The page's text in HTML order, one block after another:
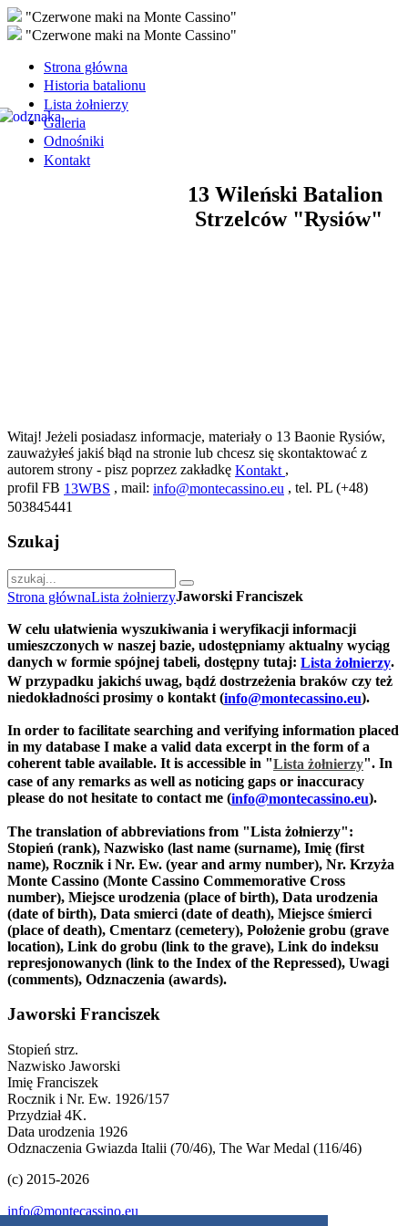
"Czerwone maki na Monte Cassino"
"Czerwone maki na Monte Cassino"
Strona główna
Historia batalionu
Lista żołnierzy
Galeria
Odnośniki
Kontakt
13 Wileński Batalion
Strzelców "Rysiów"
Witaj! Jeżeli posiadasz informacje, materiały o 13 Baonie Rysiów,
zauważyłeś jakiś błąd na stronie lub chcesz się skontaktować z
autorem strony - pisz poprzez zakładkę Kontakt ,
profil FB 13WBS , mail: info@montecassino.eu , tel. PL (+48)
503845441
Szukaj
Strona głównaLista żołnierzyJaworski Franciszek
W celu ułatwienia wyszukiwania i weryfikacji informacji
umieszczonych w naszej bazie, udostępniamy aktualny wyciąg
danych w formie spójnej tabeli, dostępny tutaj: Lista żołnierzy.
W przypadku jakichś uwag, bądź dostrzeżenia braków czy też
niedokładności prosimy o kontakt (info@montecassino.eu).
In order to facilitate searching and verifying information placed
in my database I make a valid data excerpt in the form of a
coherent table available. It is accessible in "Lista żołnierzy". In
case of any remarks as well as noticing gaps or inaccuracy
please do not hesitate to contact me (info@montecassino.eu).
The translation of abbreviations from "Lista żołnierzy":
Stopień (rank), Nazwisko (last name (surname), Imię (first
name), Rocznik i Nr. Ew. (year and army number), Nr. Krzyża
Monte Cassino (Monte Cassino Commemorative Cross
number), Miejsce urodzenia (place of birth), Data urodzenia
(date of birth), Data smierci (date of death), Miejsce śmierci
(place of death), Cmentarz (cemetery), Położenie grobu (grave
location), Link do grobu (link to the grave), Link do indeksu
represjonowanych (link to the Index of the Repressed), Uwagi
(comments), Odznaczenia (awards).
Jaworski Franciszek
Stopień strz.
Nazwisko Jaworski
Imię Franciszek
Rocznik i Nr. Ew. 1926/157
Przydział 4K.
Data urodzenia 1926
Odznaczenia Gwiazda Italii (70/46), The War Medal (116/46)
(c) 2015-2026
info@montecassino.eu